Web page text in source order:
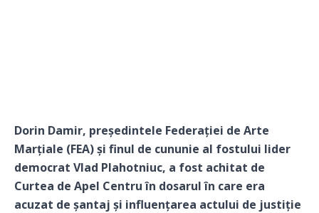
Dorin Damir, președintele Federației de Arte
Marțiale (FEA) și finul de cununie al fostului lider
democrat Vlad Plahotniuc, a fost achitat de
Curtea de Apel Centru în dosarul în care era
acuzat de șantaj și influențarea actului de justiție